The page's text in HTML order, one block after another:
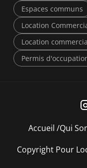
Espaces communs
Location
Location
Permis
Accueil Qui
Copyright Pour